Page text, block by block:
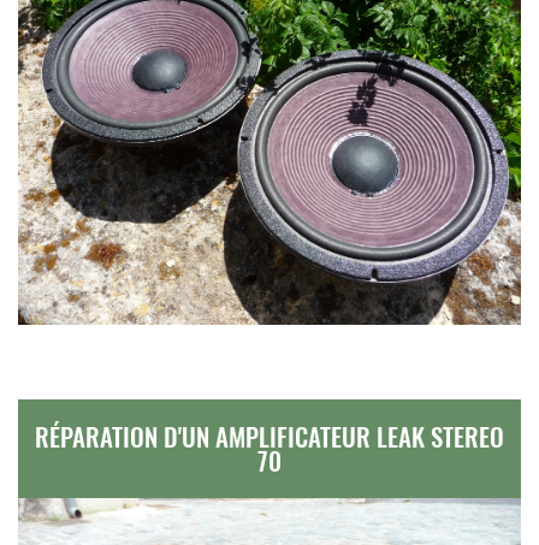
RÉPARATION D'UN AMPLIFICATEUR LEAK STEREO
70